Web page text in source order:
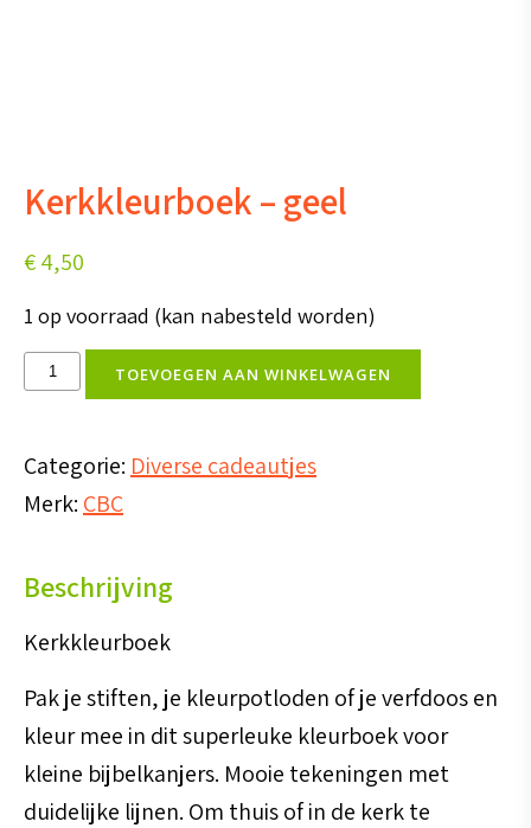
Kerkkleurboek – geel
€4,50
1 op voorraad (kan nabesteld worden)
Kerkkleurboek
aantal
TOEVOEGEN AAN WINKELWAGEN
Categorie: Diverse cadeautjes
Merk: CBC
Beschrijving
Kerkkleurboek
Pak je stiften, je kleurpotloden of je verfdoos en
kleur mee in dit superleuke kleurboek voor
kleine bijbelkanjers. Mooie tekeningen met
duidelijke lijnen. Om thuis of in de kerk te